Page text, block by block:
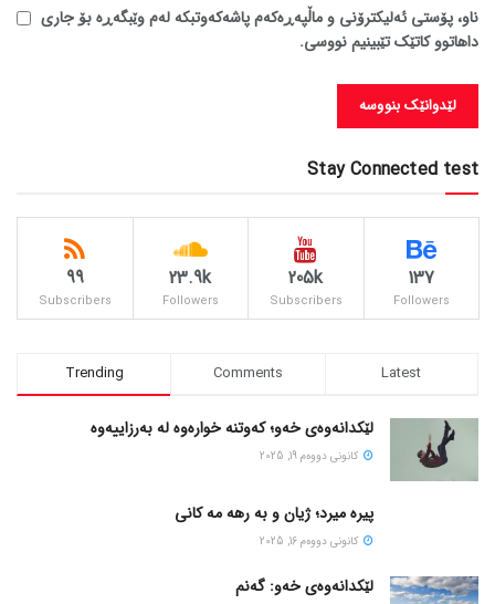
ناو، پۆستی ئەلیکترۆنی و ماڵپەڕەکەم پاشەکەوتبکە لەم وێبگەڕە بۆ جاری
داهاتوو کاتێک تێبینیم نووسی.
Stay Connected test
137
Followers
205k
Subscribers
23.9k
Followers
99
Subscribers
Trending Comments Latest
لێکدانەوەی خەو؛ کەوتنە خوارەوە لە بەرزاییەوە
كانونی دووه‌م 19, 2025
پیره میرد؛ ژیان و به رهه مه کانی
كانونی دووه‌م 16, 2025
لێکدانەوەی خەو: گەنم